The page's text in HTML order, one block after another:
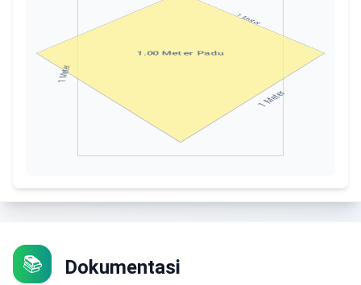
1.00 Meter Padu
1
Meter
1Meter
1
Meter
📚 Dokumentasi